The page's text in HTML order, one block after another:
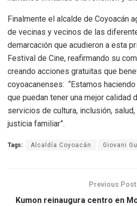
Finalmente el alcalde de Coyoacán
de vecinas y vecinos de las
demarcación que acudieron a esta
Festival de Cine, reafirmando su
creando acciones gratuitas que
coyoacanenses: “Estamos
que puedan tener una mejor calidad
servicios de cultura, inclusión,
justicia familiar”.
Tags: Alcaldía Coyoacán Giovani
Previous Post
Kumon reinaugura centro en